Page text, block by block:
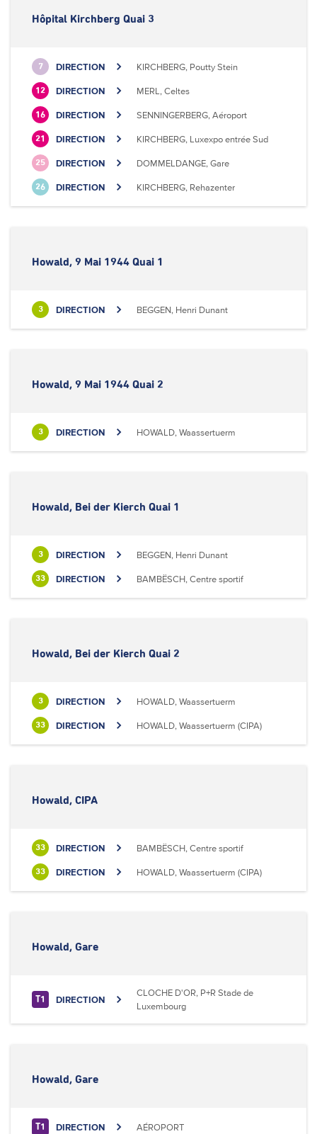
Hôpital Kirchberg Quai 3
7 DIRECTION KIRCHBERG, Poutty Stein
12 DIRECTION MERL, Celtes
16 DIRECTION SENNINGERBERG, Aéroport
21 DIRECTION KIRCHBERG, Luxexpo entrée Sud
25 DIRECTION DOMMELDANGE, Gare
26 DIRECTION KIRCHBERG, Rehazenter
Howald, 9 Mai 1944 Quai 1
3 DIRECTION BEGGEN, Henri Dunant
Howald, 9 Mai 1944 Quai 2
3 DIRECTION HOWALD, Waassertuerm
Howald, Bei der Kierch Quai 1
3 DIRECTION BEGGEN, Henri Dunant
33 DIRECTION BAMBËSCH, Centre sportif
Howald, Bei der Kierch Quai 2
3 DIRECTION HOWALD, Waassertuerm
33 DIRECTION HOWALD, Waassertuerm (CIPA)
Howald, CIPA
33 DIRECTION BAMBËSCH, Centre sportif
33 DIRECTION HOWALD, Waassertuerm (CIPA)
Howald, Gare
T1 DIRECTION
CLOCHE D'OR, P+R Stade de
Luxembourg
Howald, Gare
T1 DIRECTION AÉROPORT